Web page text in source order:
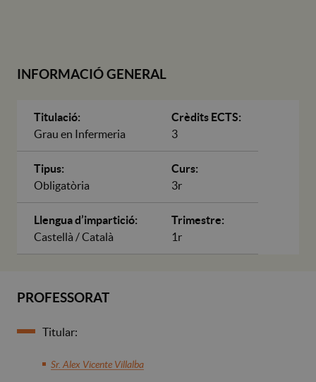
INFORMACIÓ GENERAL
Titulació:
Grau en Infermeria
Crèdits ECTS:
3
Tipus:
Obligatòria
Curs:
3r
Llengua d’impartició:
Castellà / Català
Trimestre:
1r
PROFESSORAT
Titular:
Sr. Alex Vicente Villalba